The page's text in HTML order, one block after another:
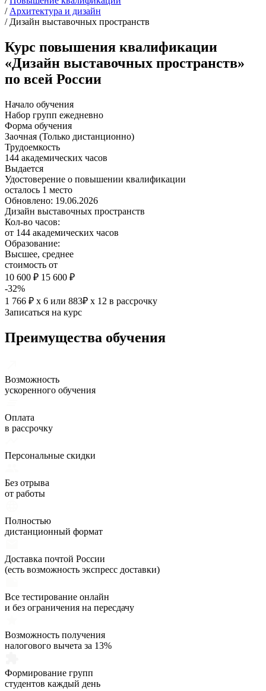
/ Архитектура и дизайн
/ Дизайн выставочных пространств
Курс повышения квалификации
«Дизайн выставочных пространств»
по всей России
Начало обучения
Набор групп ежедневно
Форма обучения
Заочная (Только дистанционно)
Трудоемкость
144 академических часов
Выдается
Удостоверение о повышении квалификации
осталось 1 место
Обновлено: 19.06.2026
Дизайн выставочных пространств
Кол-во часов:
от 144 академических часов
Образование:
Высшее, среднее
стоимость от
10 600 ₽ 15 600 ₽
-32%
1 766 ₽ х 6 или 883₽ х 12 в рассрочку
Записаться на курс
Преимущества обучения
Возможность
ускоренного обучения
Оплата
в рассрочку
Персональные скидки
Без отрыва
от работы
Полностью
дистанционный формат
Доставка почтой России
(есть возможность экспресс доставки)
Все тестирование онлайн
и без ограничения на пересдачу
Возможность получения
налогового вычета за 13%
Формирование групп
студентов каждый день